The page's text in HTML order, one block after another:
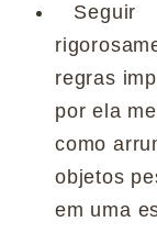
Seguir
regras
por ela
como
objetos
em uma